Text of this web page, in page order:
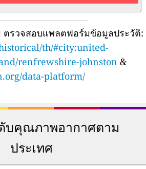
ตรวจสอบแพลตฟอร์มข้อมูลประวัติ:
th/#city:united-
renfrewshire-johnston &
data-platform/
บคุณภาพอากาศตาม
ประเทศ